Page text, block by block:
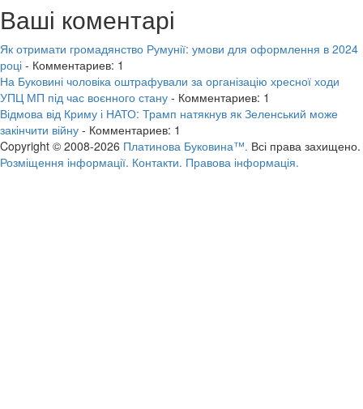
Ваші коментарі
Як отримати громадянство Румунії: умови для оформлення в 2024
році - Комментариев: 1
На Буковині чоловіка оштрафували за організацію хресної ходи
УПЦ МП під час воєнного стану - Комментариев: 1
Відмова від Криму і НАТО: Трамп натякнув як Зеленський може
закінчити війну - Комментариев: 1
Copyright © 2008-2026 Платинова Буковина™. Всі права захищено.
Розміщення інформації. Контакти. Правова інформація.